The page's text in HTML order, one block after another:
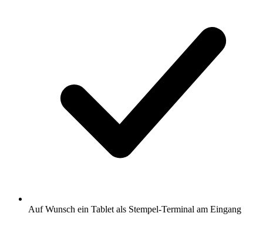
Auf Wunsch ein Tablet als Stempel-Terminal am Eingang